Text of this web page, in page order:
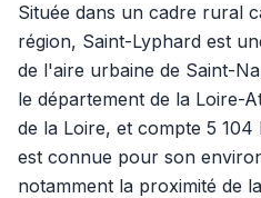
Située dans un cadre rural
région, Saint-Lyphard est
de l'aire urbaine de Saint-
le département de la Loire-
de la Loire, et compte 5 104
est connue pour son
notamment la proximité de